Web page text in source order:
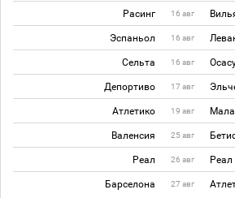
Расинг 16 авг
Эспаньол 16 авг
Сельта 16 авг
Депортиво 17 авг
Атлетико 19 авг
Валенсия 25 авг
Реал 26 авг
Барселона 27 авг